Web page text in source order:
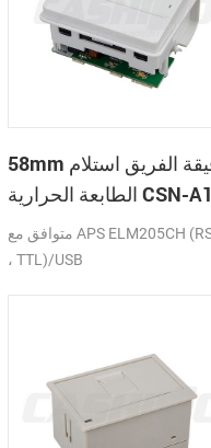
58mm الدقيقة الفريق استلام
الطابعة الحرارية CSN-A1
متوافق مع APS ELM205CH (RS232
، TTL)/USB